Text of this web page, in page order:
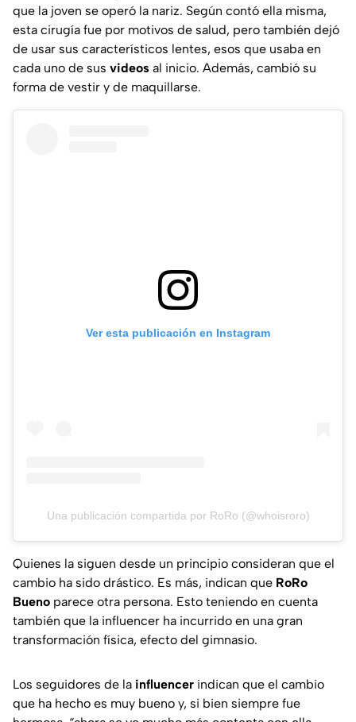
que la joven se operó la nariz. Según contó ella misma,
esta cirugía fue por motivos de salud, pero también dejó
de usar sus característicos lentes, esos que usaba en
cada uno de sus videos al inicio. Además, cambió su
forma de vestir y de maquillarse.
Ver esta publicación en Instagram
Una publicación compartida por RoRo (@whoisroro)
Quienes la siguen desde un principio consideran que el
cambio ha sido drástico. Es más, indican que RoRo
Bueno parece otra persona. Esto teniendo en cuenta
también que la influencer ha incurrido en una gran
transformación física, efecto del gimnasio.
Los seguidores de la influencer indican que el cambio
que ha hecho es muy bueno y, si bien siempre fue